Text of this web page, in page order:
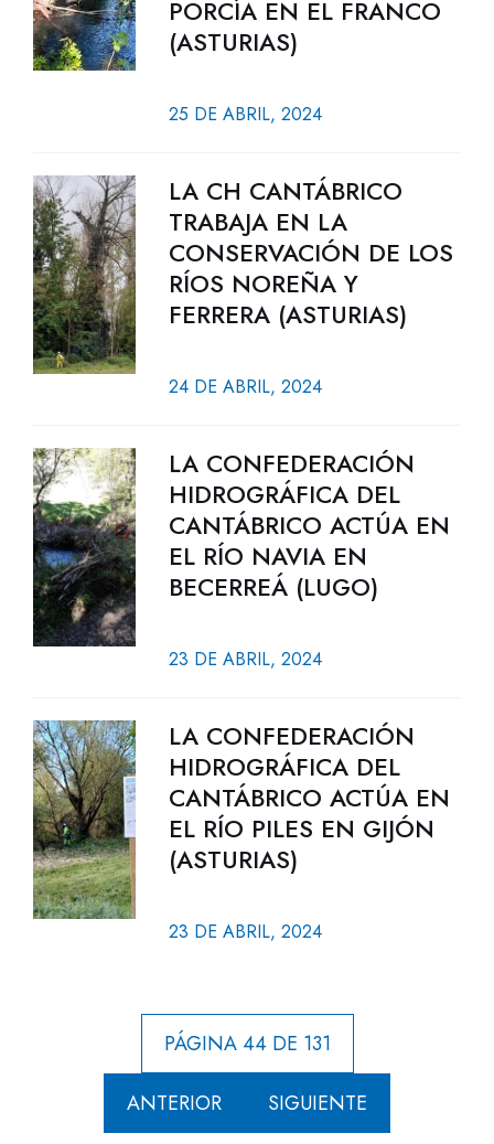
PORCÍA EN EL FRANCO
(ASTURIAS)
25 DE ABRIL, 2024
LA CH CANTÁBRICO
TRABAJA EN LA
CONSERVACIÓN DE LOS
RÍOS NOREÑA Y
FERRERA (ASTURIAS)
24 DE ABRIL, 2024
LA CONFEDERACIÓN
HIDROGRÁFICA DEL
CANTÁBRICO ACTÚA EN
EL RÍO NAVIA EN
BECERREÁ (LUGO)
23 DE ABRIL, 2024
LA CONFEDERACIÓN
HIDROGRÁFICA DEL
CANTÁBRICO ACTÚA EN
EL RÍO PILES EN GIJÓN
(ASTURIAS)
23 DE ABRIL, 2024
PÁGINA 44 DE 131
ANTERIOR SIGUIENTE